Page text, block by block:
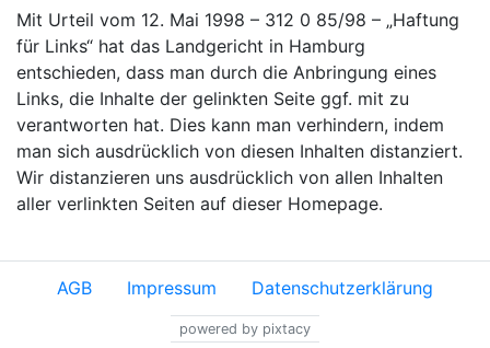
Mit Urteil vom 12. Mai 1998 – 312 0 85/98 – „Haftung
für Links“ hat das Landgericht in Hamburg
entschieden, dass man durch die Anbringung eines
Links, die Inhalte der gelinkten Seite ggf. mit zu
verantworten hat. Dies kann man verhindern, indem
man sich ausdrücklich von diesen Inhalten distanziert.
Wir distanzieren uns ausdrücklich von allen Inhalten
aller verlinkten Seiten auf dieser Homepage.
AGB Impressum Datenschutzerklärung
powered by pixtacy